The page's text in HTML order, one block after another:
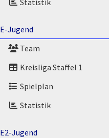
E-Jugend
Team
Kreisliga Staffel 1
Spielplan
Statistik
E2-Jugend